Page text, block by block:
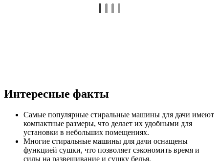
Интересные факты
Самые популярные стиральные машины для дачи имеют
компактные размеры, что делает их удобными для
установки в небольших помещениях.
Многие стиральные машины для дачи оснащены
функцией сушки, что позволяет сэкономить время и
силы на развешивание и сушку белья.